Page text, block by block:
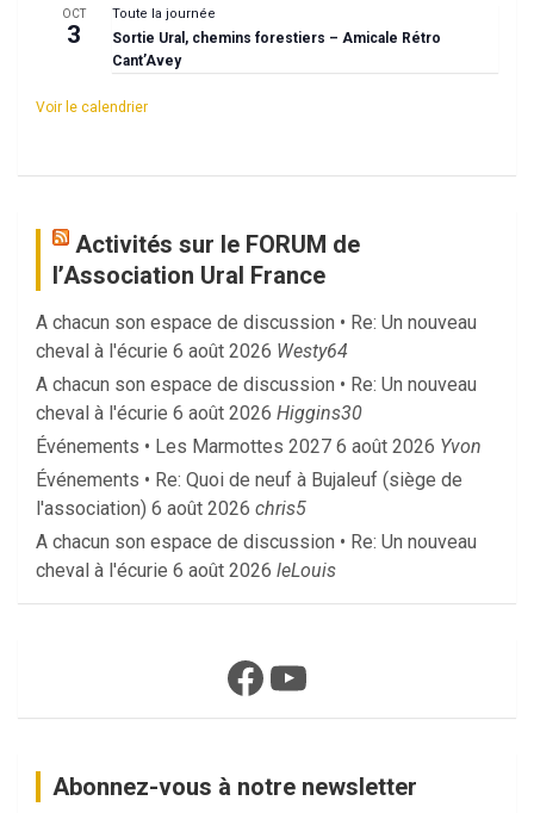
OCT
3
Toute la journée
Sortie Ural, chemins forestiers – Amicale Rétro
Cant’Avey
Voir le calendrier
Activités sur le FORUM de
l’Association Ural France
A chacun son espace de discussion • Re: Un nouveau
cheval à l'écurie 6 août 2026 Westy64
A chacun son espace de discussion • Re: Un nouveau
cheval à l'écurie 6 août 2026 Higgins30
Événements • Les Marmottes 2027 6 août 2026 Yvon
Événements • Re: Quoi de neuf à Bujaleuf (siège de
l'association) 6 août 2026 chris5
A chacun son espace de discussion • Re: Un nouveau
cheval à l'écurie 6 août 2026 leLouis
Facebook
YouTube
Abonnez-vous à notre newsletter